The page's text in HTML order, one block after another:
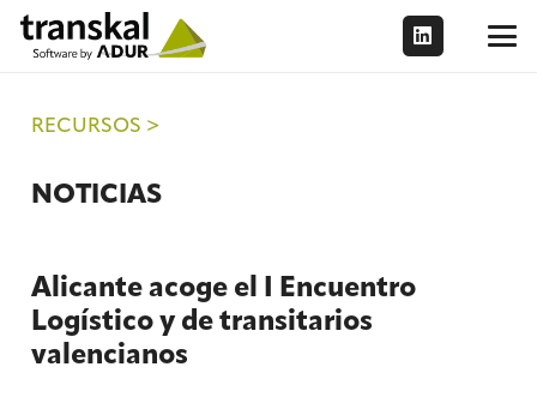
RECURSOS >
NOTICIAS
Alicante acoge el I Encuentro
Logístico y de transitarios
valencianos